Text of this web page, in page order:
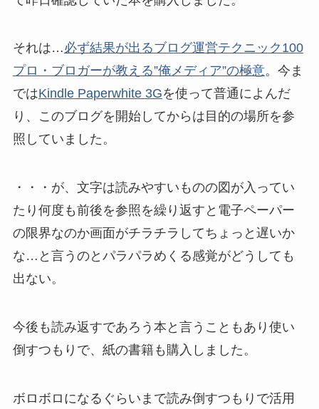
それは…必ず結果が出るブログ運営テクニック100
プロ・ブロガーが教える”俺メディア”の極意。今ま
ではKindle Paperwhite 3Gを使って普通によんだ
り、このブログを開始してからは目的の場所を参
照していました。
・・・が、文字は読みやすいものの図が入ってい
たり何度も前後を参照を繰り返すと電子ペーパー
の限界なのか画面がチラチラしてちょっと遅いか
な…と言うのとパラパラめくる感覚がどうしても
出ない。
今後も読み返すであろう本と言うこともあり使い
倒すつもりで、紙の書籍も購入しました。
ボロボロになるぐらいまで読み倒すつもりで活用